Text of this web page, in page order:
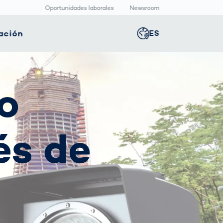
Oportunidades laborales Newsroom
Logística
inteligente
Logística en el
Comercio
Electrónico bajo
Presión
Sala de redacción
Centro
multimedia
Press Releases
ES
Middle East عربى
Austria deutsch
Korea
Japan
de